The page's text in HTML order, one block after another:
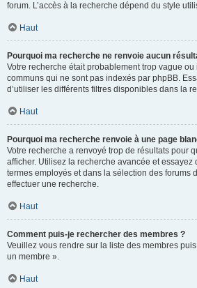
forum. L’accès à la recherche dépend du style
Haut
Pourquoi ma recherche ne renvoie aucun
Votre recherche était probablement trop vague
communs qui ne sont pas indexés par phpBB.
d’utiliser les différents filtres disponibles dans la
Haut
Pourquoi ma recherche renvoie à une page
Votre recherche a renvoyé trop de résultats pour
afficher. Utilisez la recherche avancée et essayez
termes employés et dans la sélection des forums
effectuer une recherche.
Haut
Comment puis-je rechercher des membres ?
Veuillez vous rendre sur la liste des membres
un membre ».
Haut